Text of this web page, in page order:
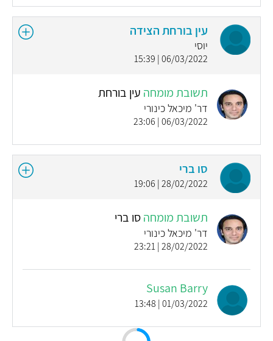
עין בורחת הצידה
יוסי
06/03/2022 | 15:39
תשובת מומחה עין בורחת
דר' מיכאל כינורי
06/03/2022 | 23:06
סו ברי
28/02/2022 | 19:06
תשובת מומחהסו ברי
דר' מיכאל כינורי
28/02/2022 | 23:21
Susan Barry
01/03/2022 | 13:48